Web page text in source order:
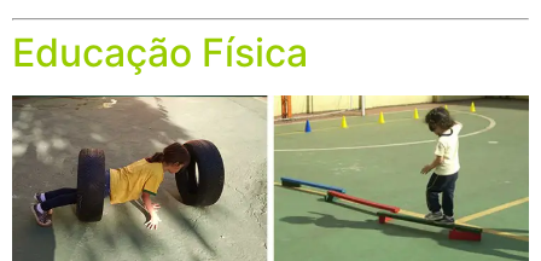
Educação Física